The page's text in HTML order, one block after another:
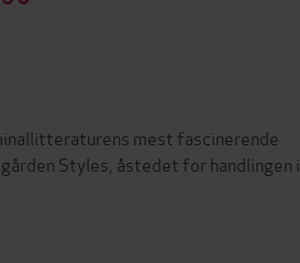
mest fascinerende
Styles, åstedet for handlingen i